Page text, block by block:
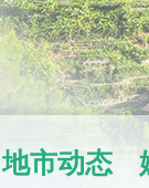
地市动态